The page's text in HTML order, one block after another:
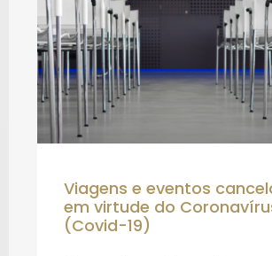
Viagens e eventos
em virtude do
(Covid-19)